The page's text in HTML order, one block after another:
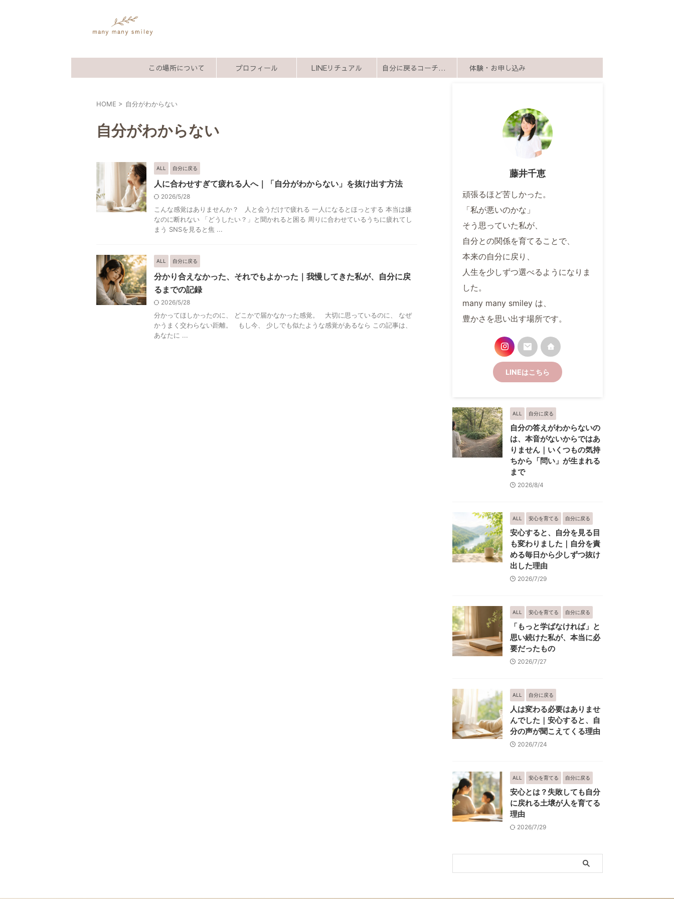
この場所について プロフィール LINEリチュアル 自分に戻るコーチング 体験・お申し込み
HOME > 自分がわからない
自分がわからない
ALL 自分に戻る
人に合わせすぎて疲れる人へ｜「自分がわからない」を抜け出す方法
2026/5/28
こんな感覚はありませんか？ 人と会うだけで疲れる 一人になるとほっとする 本当は嫌
なのに断れない 「どうしたい？」と聞かれると困る 周りに合わせているうちに疲れてし
まう SNSを見ると焦 ...
ALL 自分に戻る
分かり合えなかった、それでもよかった｜我慢してきた私が、自分に戻
るまでの記録
2026/5/28
分かってほしかったのに、 どこかで届かなかった感覚。 大切に思っているのに、 なぜ
かうまく交わらない距離。 もし今、 少しでも似たような感覚があるなら この記事は、
あなたに ...
藤井千恵
頑張るほど苦しかった。
「私が悪いのかな」
そう思っていた私が、
自分との関係を育てることで、
本来の自分に戻り、
人生を少しずつ選べるようになりま
した。
many many smiley は、
豊かさを思い出す場所です。
LINEはこちら
ALL 自分に戻る
自分の答えがわからないの
は、本音がないからではあ
りません｜いくつもの気持
ちから「問い」が生まれる
まで
2026/8/4
ALL 安心を育てる 自分に戻る
安心すると、自分を見る目
も変わりました｜自分を責
める毎日から少しずつ抜け
出した理由
2026/7/29
ALL 安心を育てる 自分に戻る
「もっと学ばなければ」と
思い続けた私が、本当に必
要だったもの
2026/7/27
ALL 自分に戻る
人は変わる必要はありませ
んでした｜安心すると、自
分の声が聞こえてくる理由
2026/7/24
ALL 安心を育てる 自分に戻る
安心とは？失敗しても自分
に戻れる土壌が人を育てる
理由
2026/7/29